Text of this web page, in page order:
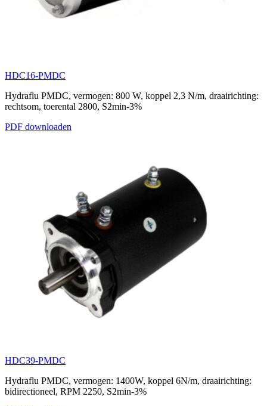
HDC16-PMDC
Hydraflu PMDC, vermogen: 800 W, koppel 2,3 N/m, draairichting:
rechtsom, toerental 2800, S2min-3%
PDF downloaden
HDC39-PMDC
Hydraflu PMDC, vermogen: 1400W, koppel 6N/m, draairichting:
bidirectioneel, RPM 2250, S2min-3%